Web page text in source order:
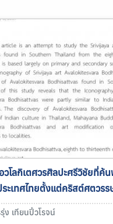
วโลกิเตศวรศิลปะศรีวิชัยที่ค้
ะเทศไทยตั้งแต่คริสต์ศตวร
ง เทียนปิ๋วโรจน์